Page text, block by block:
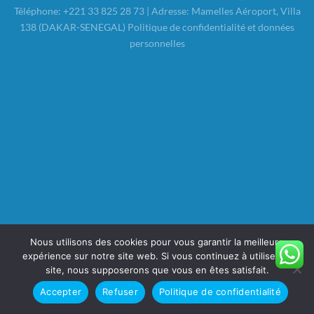
Téléphone: +221 33 825 28 73 | Adresse: Mamelles Aéroport, Villa
138 (DAKAR-SENEGAL) Politique de confidentialité et données
personnelles
Nous utilisons des cookies pour vous garantir la meilleure
expérience sur notre site web. Si vous continuez à utiliser ce
site, nous supposerons que vous en êtes satisfait.
Accepter
Refuser Politique de confidentialité